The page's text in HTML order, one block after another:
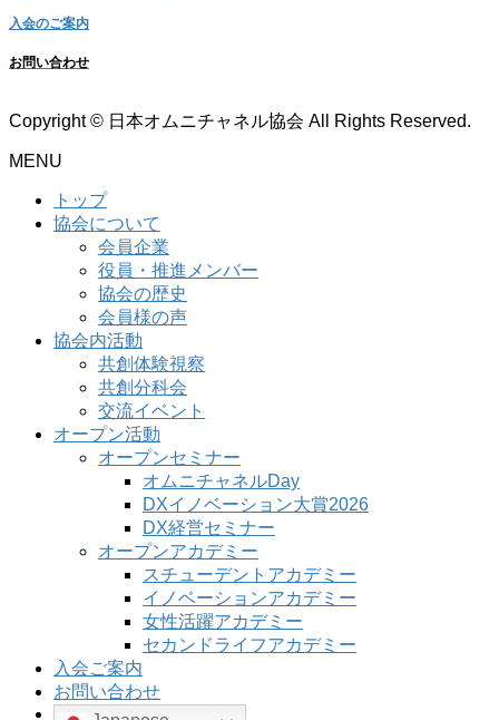
入会のご案内
お問い合わせ
Copyright © 日本オムニチャネル協会 All Rights Reserved.
MENU
トップ
協会について
会員企業
役員・推進メンバー
協会の歴史
会員様の声
協会内活動
共創体験視察
共創分科会
交流イベント
オープン活動
オープンセミナー
オムニチャネルDay
DXイノベーション大賞2026
DX経営セミナー
オープンアカデミー
スチューデントアカデミー
イノベーションアカデミー
女性活躍アカデミー
セカンドライフアカデミー
入会ご案内
お問い合わせ